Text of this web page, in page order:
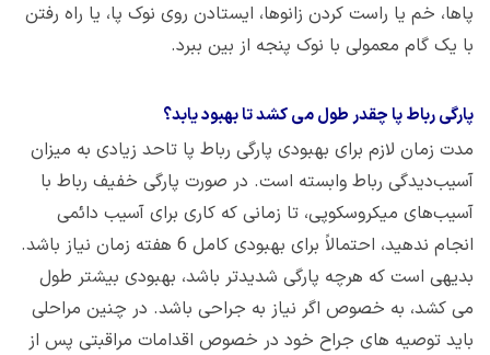
پاها، خم یا راست کردن زانوها، ایستادن روی نوک پا، یا راه رفتن
با یک گام معمولی با نوک پنجه از بین ببرد.
پارگی رباط پا چقدر طول می کشد تا بهبود یابد؟
مدت زمان لازم برای بهبودی پارگی رباط پا تاحد زیادی به میزان
آسیب‌دیدگی رباط وابسته است. در صورت پارگی خفیف‌ رباط با
آسیب‌های میکروسکوپی، تا زمانی که کاری برای آسیب دائمی
انجام ندهید، احتمالاً برای بهبودی کامل 6 هفته زمان نیاز باشد.
بدیهی است که هرچه پارگی شدیدتر باشد، بهبودی بیشتر طول
می کشد، به خصوص اگر نیاز به جراحی باشد. در چنین مراحلی
باید توصیه های جراح خود در خصوص اقدامات مراقبتی پس از